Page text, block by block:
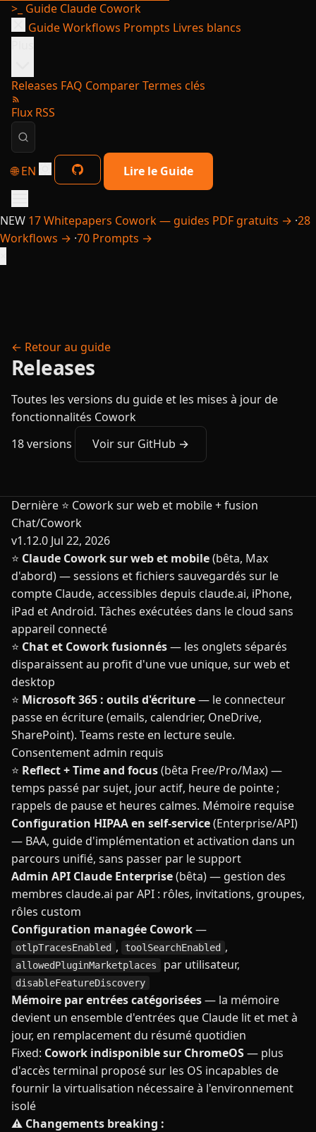
>_ Guide Claude Cowork
GuideWorkflows Prompts Livres blancs
Releases FAQ ComparerTermes clés
Flux RSS
🌐 EN Lire le Guide
NEW 17 Whitepapers Cowork — guides PDF gratuits → ·28
Workflows → ·70 Prompts →
← Retour au guide
Releases
Toutes les versions du guide et les mises à jour de
fonctionnalités Cowork
18 versions
Voir sur GitHub →
Dernière ⭐ Cowork sur web et mobile + fusion
Chat/Cowork
v1.12.0 Jul 22, 2026
⭐ Claude Cowork sur web et mobile(bêta, Max
d'abord) — sessions et fichiers sauvegardés sur le
compte Claude, accessibles depuis claude.ai, iPhone,
iPad et Android. Tâches exécutées dans le cloud sans
appareil connecté
⭐ Chat et Cowork fusionnés— les onglets séparés
disparaissent au profit d'une vue unique, sur web et
desktop
⭐ Microsoft 365 : outils d'écriture— le connecteur
passe en écriture (emails, calendrier, OneDrive,
SharePoint). Teams reste en lecture seule.
Consentement admin requis
⭐ Reflect + Time and focus(bêta Free/Pro/Max) —
temps passé par sujet, jour actif, heure de pointe ;
rappels de pause et heures calmes. Mémoire requise
Configuration HIPAA en self-service(Enterprise/API)
— BAA, guide d'implémentation et activation dans un
parcours unifié, sans passer par le support
Admin API Claude Enterprise(bêta) — gestion des
membres claude.ai par API : rôles, invitations, groupes,
rôles custom
Configuration managée Cowork—
otlpTracesEnabled , toolSearchEnabled ,
allowedPluginMarketplaces par utilisateur,
disableFeatureDiscovery
Mémoire par entrées catégorisées— la mémoire
devient un ensemble d'entrées que Claude lit et met à
jour, en remplacement du résumé quotidien
Fixed: Cowork indisponible sur ChromeOS— plus
d'accès terminal proposé sur les OS incapables de
fournir la virtualisation nécessaire à l'environnement
isolé
⚠️ Changements breaking :